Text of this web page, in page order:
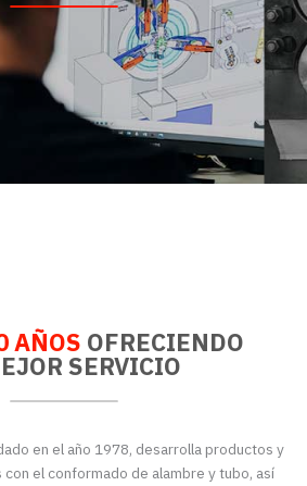
AÑOS OFRECIENDO
SERVICIO
en el año 1978, desarrolla productos y
el conformado de alambre y tubo, así